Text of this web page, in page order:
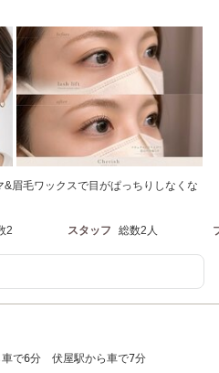
眉毛ワックスで目がぱっちりしなくな
2 スタッフ 総数2人
で6分 伏屋駅から車で7分